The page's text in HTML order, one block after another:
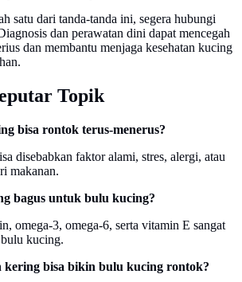
satu dari tanda-tanda ini, segera hubungi
dan perawatan dini dapat mencegah
dan membantu menjaga kesehatan kucing
Topik
bisa rontok terus-menerus?
disebabkan faktor alami, stres, alergi, atau
makanan.
bagus untuk bulu kucing?
omega-3, omega-6, serta vitamin E sangat
kucing.
kering bisa bikin bulu kucing rontok?